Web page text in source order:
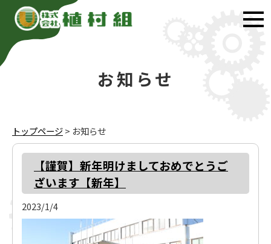
お知らせ
トップページ> お知らせ
【謹賀】新年明けましておめでとうご
ざいます【新年】
2023/1/4